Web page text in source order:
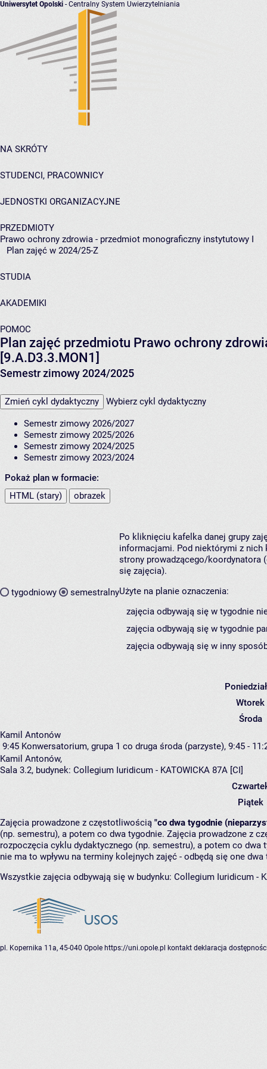
Uniwersytet Opolski - Centralny System Uwierzytelniania
NA SKRÓTY
STUDENCI, PRACOWNICY
JEDNOSTKI ORGANIZACYJNE
PRZEDMIOTY
Prawo ochrony zdrowia - przedmiot monograficzny instytutowy I
Plan zajęć w 2024/25-Z
STUDIA
AKADEMIKI
POMOC
Plan zajęć przedmiotu Prawo ochrony
[9.A.D3.3.MON1]
Semestr zimowy 2024/2025
Zmień cykl dydaktyczny Wybierz cykl dydaktyczny
Semestr zimowy 2026/2027
Semestr zimowy 2025/2026
Semestr zimowy 2024/2025
Semestr zimowy 2023/2024
Pokaż plan w formacie:
HTML (stary)
obrazek
tygodniowy semestralny
Po kliknięciu kafelka danej grupy
informacjami. Pod niektórymi z nich
strony prowadzącego/koordynatora
się zajęcia).
Użyte na planie oznaczenia:
zajęcia odbywają się w tygodnie
zajęcia odbywają się w tygodnie
zajęcia odbywają się w inny
Wtorek
Środa
Kamil Antonów
9:45 Konwersatorium, grupa 1 co druga środa (parzyste), 9:45 -
Kamil Antonów,
Sala 3.2, budynek: Collegium Iuridicum - KATOWICKA 87A [CI]
Piątek
Zajęcia prowadzone z częstotliwością "co dwa tygodnie
(np. semestru), a potem co dwa tygodnie. Zajęcia prowadzone z
rozpoczęcia cyklu dydaktycznego (np. semestru), a potem co
nie ma to wpływu na terminy kolejnych zajęć - odbędą się one
Wszystkie zajęcia odbywają się w budynku: Collegium Iuridicum -
pl. Kopernika 11a, 45-040 Opole https://uni.opole.pl kontakt deklaracja